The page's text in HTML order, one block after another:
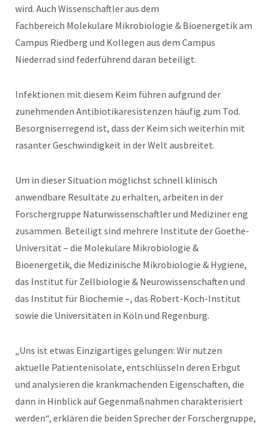
wird. Auch Wissenschaftler aus dem
Fachbereich Molekulare Mikrobiologie & Bioenergetik am
Campus Riedberg und Kollegen aus dem Campus
Niederrad sind federführend daran beteiligt.
Infektionen mit diesem Keim führen aufgrund der
zunehmenden Antibiotikaresistenzen häufig zum Tod.
Besorgniserregend ist, dass der Keim sich weiterhin mit
rasanter Geschwindigkeit in der Welt ausbreitet.
Um in dieser Situation möglichst schnell klinisch
anwendbare Resultate zu erhalten, arbeiten in der
Forschergruppe Naturwissenschaftler und Mediziner eng
zusammen. Beteiligt sind mehrere Institute der Goethe-
Universität – die Molekulare Mikrobiologie &
Bioenergetik, die Medizinische Mikrobiologie & Hygiene,
das Institut für Zellbiologie & Neurowissenschaften und
das Institut für Biochemie –, das Robert-Koch-Institut
sowie die Universitäten in Köln und Regenburg.
„Uns ist etwas Einzigartiges gelungen: Wir nutzen
aktuelle Patientenisolate, entschlüsseln deren Erbgut
und analysieren die krankmachenden Eigenschaften, die
dann in Hinblick auf Gegenmaßnahmen charakterisiert
werden“, erklären die beiden Sprecher der Forschergruppe,